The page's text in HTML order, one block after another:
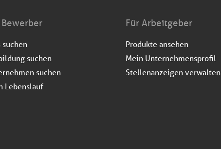
Bewerber
suchen
suchen
suchen
Lebenslauf
Für Arbeitgeber
Produkte ansehen
Mein Unternehmensprofil
Stellenanzeigen verwalten